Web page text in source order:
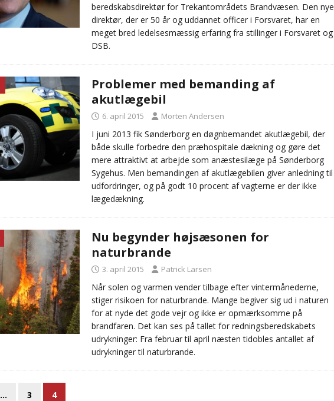
beredskabsdirektør for Trekantområdets Brandvæsen. Den nye
direktør, der er 50 år og uddannet officer i Forsvaret, har en
meget bred ledelsesmæssig erfaring fra stillinger i Forsvaret og
DSB.
Problemer med bemanding af
akutlægebil
6. april 2015 Morten Andersen
I juni 2013 fik Sønderborg en døgnbemandet akutlægebil, der
både skulle forbedre den præhospitale dækning og gøre det
mere attraktivt at arbejde som anæstesilæge på Sønderborg
Sygehus. Men bemandingen af akutlægebilen giver anledning til
udfordringer, og på godt 10 procent af vagterne er der ikke
lægedækning.
Nu begynder højsæsonen for
naturbrande
3. april 2015 Patrick Larsen
Når solen og varmen vender tilbage efter vintermånederne,
stiger risikoen for naturbrande. Mange begiver sig ud i naturen
for at nyde det gode vejr og ikke er opmærksomme på
brandfaren. Det kan ses på tallet for redningsberedskabets
udrykninger: Fra februar til april næsten tidobles antallet af
udrykninger til naturbrande.
… 3 4